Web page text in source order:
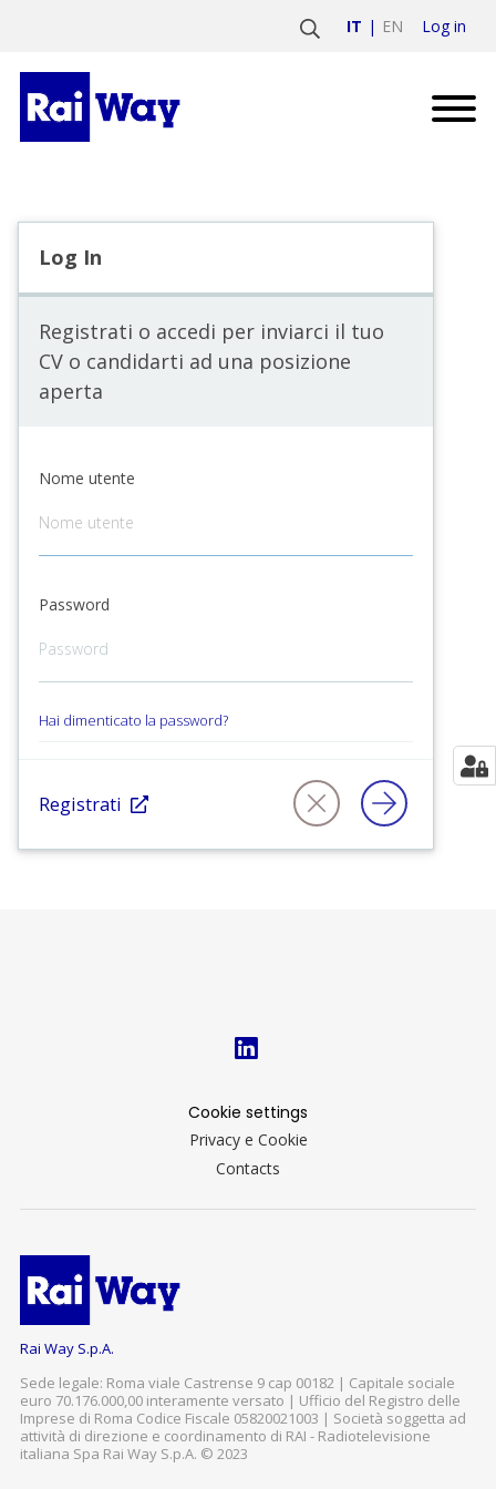
IT EN Log in
Log In
Registrati o accedi per inviarci il tuo
CV o candidarti ad una posizione
aperta
Nome utente
Password
Hai dimenticato la password?
Registrati
Cookie settings
Privacy e Cookie
Contacts
Rai Way S.p.A.
Sede legale: Roma viale Castrense 9 cap 00182 | Capitale sociale
euro 70.176.000,00 interamente versato | Ufficio del Registro delle
Imprese di Roma Codice Fiscale 05820021003 | Società soggetta ad
attività di direzione e coordinamento di RAI - Radiotelevisione
italiana Spa Rai Way S.p.A. © 2023